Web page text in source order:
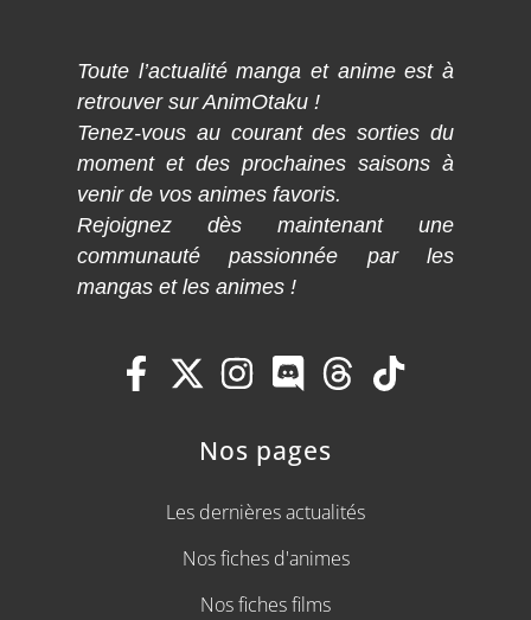
Toute l’actualité manga et anime est à
retrouver sur AnimOtaku !
Tenez-vous au courant des sorties du
moment et des prochaines saisons à
venir de vos animes favoris.
Rejoignez dès maintenant une
communauté passionnée par les
mangas et les animes !
Nos pages
Les dernières actualités
Nos fiches d'animes
Nos fiches films